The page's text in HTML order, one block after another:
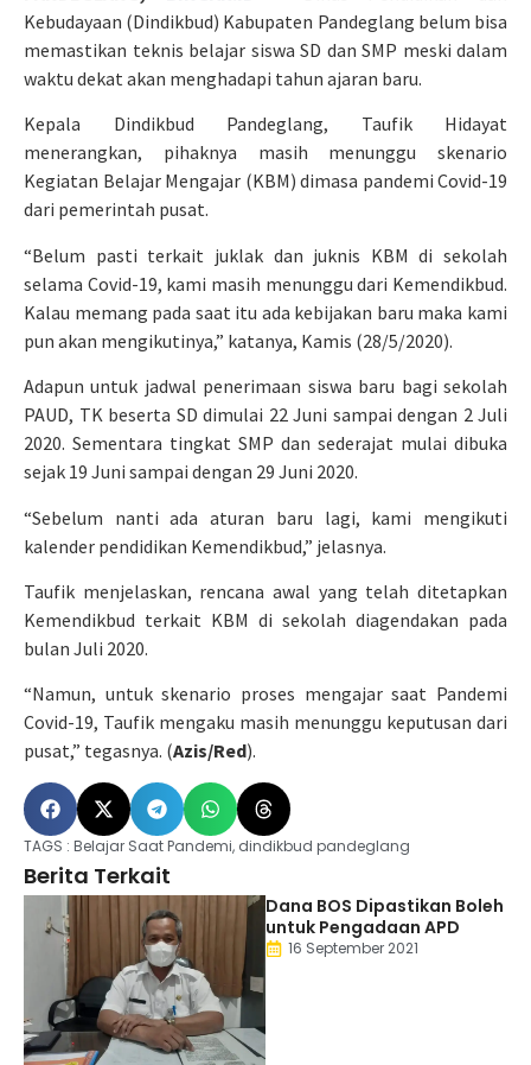
Kebudayaan (Dindikbud) Kabupaten Pandeglang belum bisa
memastikan teknis belajar siswa SD dan SMP meski dalam
waktu dekat akan menghadapi tahun ajaran baru.
Kepala Dindikbud Pandeglang, Taufik Hidayat
menerangkan, pihaknya masih menunggu skenario
Kegiatan Belajar Mengajar (KBM) dimasa pandemi Covid-19
dari pemerintah pusat.
“Belum pasti terkait juklak dan juknis KBM di sekolah
selama Covid-19, kami masih menunggu dari Kemendikbud.
Kalau memang pada saat itu ada kebijakan baru maka kami
pun akan mengikutinya,” katanya, Kamis (28/5/2020).
Adapun untuk jadwal penerimaan siswa baru bagi sekolah
PAUD, TK beserta SD dimulai 22 Juni sampai dengan 2 Juli
2020. Sementara tingkat SMP dan sederajat mulai dibuka
sejak 19 Juni sampai dengan 29 Juni 2020.
“Sebelum nanti ada aturan baru lagi, kami mengikuti
kalender pendidikan Kemendikbud,” jelasnya.
Taufik menjelaskan, rencana awal yang telah ditetapkan
Kemendikbud terkait KBM di sekolah diagendakan pada
bulan Juli 2020.
“Namun, untuk skenario proses mengajar saat Pandemi
Covid-19, Taufik mengaku masih menunggu keputusan dari
pusat,” tegasnya. (Azis/Red).
TAGS : Belajar Saat Pandemi, dindikbud pandeglang
Berita Terkait
Dana BOS Dipastikan Boleh
untuk Pengadaan APD
16 September 2021